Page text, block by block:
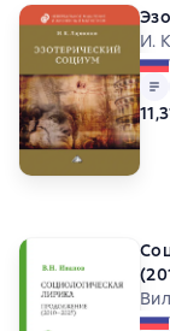
И.
Tekst